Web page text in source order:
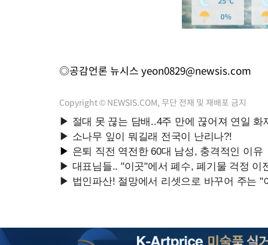
◎공감언론 뉴시스 yeon0829@newsis.com
Copyright © NEWSIS.COM, 무단 전재 및 재배포 금지